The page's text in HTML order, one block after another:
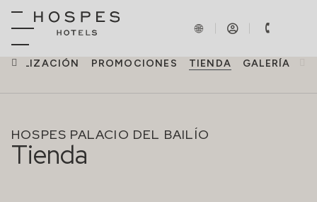
PROMOCIONES TIENDA GALERÍA
HOSPES PALACIO DEL BAILÍO
Tienda